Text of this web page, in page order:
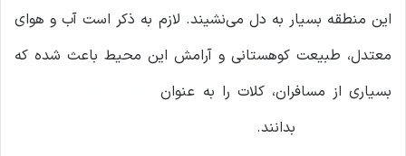
این منطقه بسیار به دل می‌نشیند. لازم به ذکر است آب‌ و هوای
معتدل، طبیعت کوهستانی و آرامش این محیط باعث شده‌ که
بسیاری از مسافران، کلات را به عنوان
بدانند.